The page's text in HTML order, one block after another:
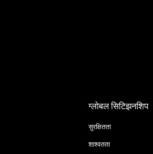
ग्लोबल सिटिझनशिप
सुरक्षितता
शाश्वतता